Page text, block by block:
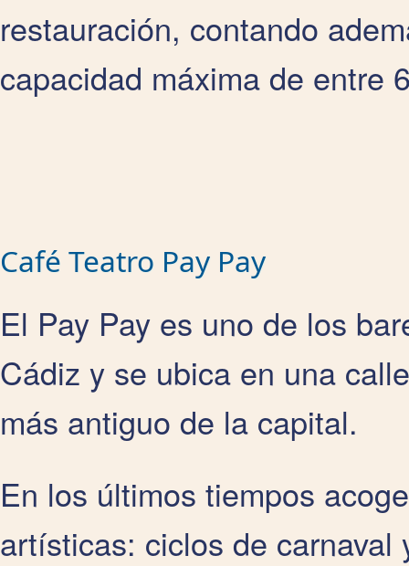
restauración, contando
capacidad máxima de entre
Café Teatro Pay Pay
El Pay Pay es uno de los
Cádiz y se ubica en una
más antiguo de la capital.
En los últimos tiempos
artísticas: ciclos de